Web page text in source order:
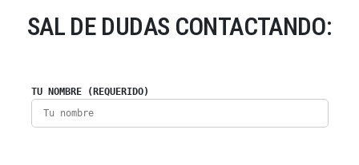
SAL DE DUDAS CONTACTANDO:
TU NOMBRE (REQUERIDO)